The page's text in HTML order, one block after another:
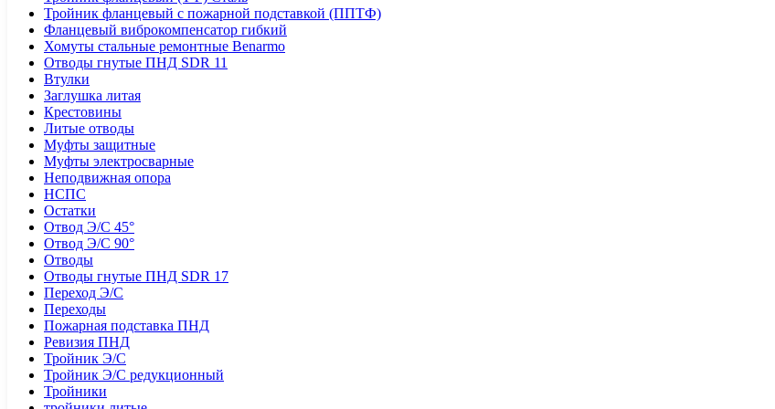
Тройник фланцевый с пожарной подставкой (ППТФ)
Фланцевый виброкомпенсатор гибкий
Хомуты стальные ремонтные Benarmo
Отводы гнутые ПНД SDR 11
Втулки
Заглушка литая
Крестовины
Литые отводы
Муфты защитные
Муфты электросварные
Неподвижная опора
НСПС
Остатки
Отвод Э/С 45°
Отвод Э/С 90°
Отводы
Отводы гнутые ПНД SDR 17
Переход Э/С
Переходы
Пожарная подставка ПНД
Ревизия ПНД
Тройник Э/С
Тройник Э/С редукционный
Тройники